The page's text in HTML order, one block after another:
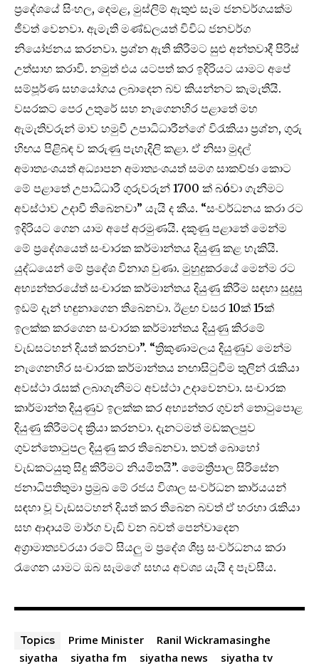
ප්‍රදේශයේ සිංහල, දෙමළ, මුස්ලිම් ඇතුළු සෑම ජනවර්ගයක්ම
ජීවත් වෙනවා. ඇමැති මණ්ඩලයත් විවිධ ජනවර්ග
නියෝජනය කරනවා. ප්‍රශ්න ඇති කිරීමට සුළු අන්තවාදී පිරිස්
උත්සාහ කරාවි. නමුත් එය යටපත් කර ඉදිරියට යාමට අපේ
සම්පූර්ණ සහයෝගය ලබාදෙන බව කියන්නට කැමැතියි.
වසරකට පෙර උතුරේ සහ නැගෙනහිර පළාතේ මහ
ඇමැතිවරුන් මාව හමුවී උපාධිධාරීන්ගේ විරැකියා ප්‍රශ්න, ගුරු
හිඟය පිළිබඳ ව කරුණු පැහැදිලි කළා. ඒ නිසා මුදල්
අමාත්‍යංශයත් අධ්‍යාපන අමාත්‍යංශයත් සමග සාකච්ඡා කොට
මේ පළාතේ උපාධිධාරී ගුරුවරුන් 1700 ක් බóවා ගැනීමට
අවස්ථාව උදාවී තිබෙනවා” යැයි ද කීය. “සංවර්ධනය කරා රට
ඉදිරියට ගෙන යාම අපේ අරමුණයි. දකුණු පළාතේ මෙන්ම
මේ ප්‍රදේශයෙත් සංචාරක කර්මාන්තය දියුණු කළ හැකියි.
යුද්ධයෙන් මේ ප්‍රදේශ විනාශ වුණා. මුහුදුකරයේ මෙන්ම රට
අභ්‍යන්තරයේත් සංචාරක කර්මාන්තය දියුණු කිරීම සඳහා සුදුසු
ඉඩම් දැන් හඳුනාගෙන තිබෙනවා. ඊළඟ වසර 10ක් 15ක්
ඉලක්ක කරගෙන සංචාරක කර්මාන්තය දියුණු කිරමේ
වැඩසටහන් දියත් කරනවා”. “ත්‍රිකුණාමලය දියුණුව මෙන්ම
නැගෙනහිර සංචාරක කර්මාන්තය නඟාසිටුවීම තුලින් රැකියා
අවස්ථා රැසක් ලබාගැනීමට අවස්ථා උදාවෙනවා. සංචාරක
කාර්මාන්ත දියුණුව ඉලක්ක කර අභ්‍යන්තර ගුවන් තොටුපොළ
දියුණු කිරීමටද ක්‍රියා කරනවා. දැනටමත් මඩකලපුව
ගුවන්තොටුපල දියුණු කර තිබෙනවා. තවත් බොහෝ
වැඩකටයුතු සිදු කිරීමට නියමිතයි”. මෛත්‍රීපාල සිරිසේන
ජනාධිපතිතුමා ප්‍රමුඛ මේ රජය විශාල සංවර්ධන කාර්යයන්
සඳහා වූ වැඩසටහන් දියත් කර තිබෙන බවත් ඒ හරහා රැකියා
සහ ආදායම් මාර්ග වැඩි වන බවත් පෙන්වාදෙන
අග්‍රාමාත්‍යවරයා රටේ සියලු ම ප්‍රදේශ ශීඝ්‍ර සංවර්ධනය කරා
රැගෙන යාමට ඔබ සැමගේ සහය අවශ්‍ය යැයි ද පැවසීය.
Topics Prime Minister
Ranil Wickramasinghe
siyatha
siyatha fm siyatha news
siyatha tv